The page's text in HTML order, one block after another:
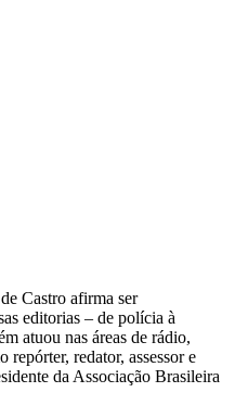
Castro afirma ser
editorias – de polícia à
atuou nas áreas de rádio,
redator, assessor e
da Associação Brasileira